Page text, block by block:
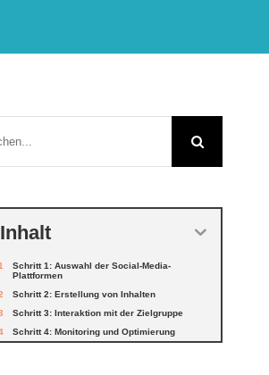
Inhalt
Schritt 1: Auswahl der Social-Media-
Plattformen
Schritt 2: Erstellung von Inhalten
Schritt 3: Interaktion mit der Zielgruppe
Schritt 4: Monitoring und Optimierung